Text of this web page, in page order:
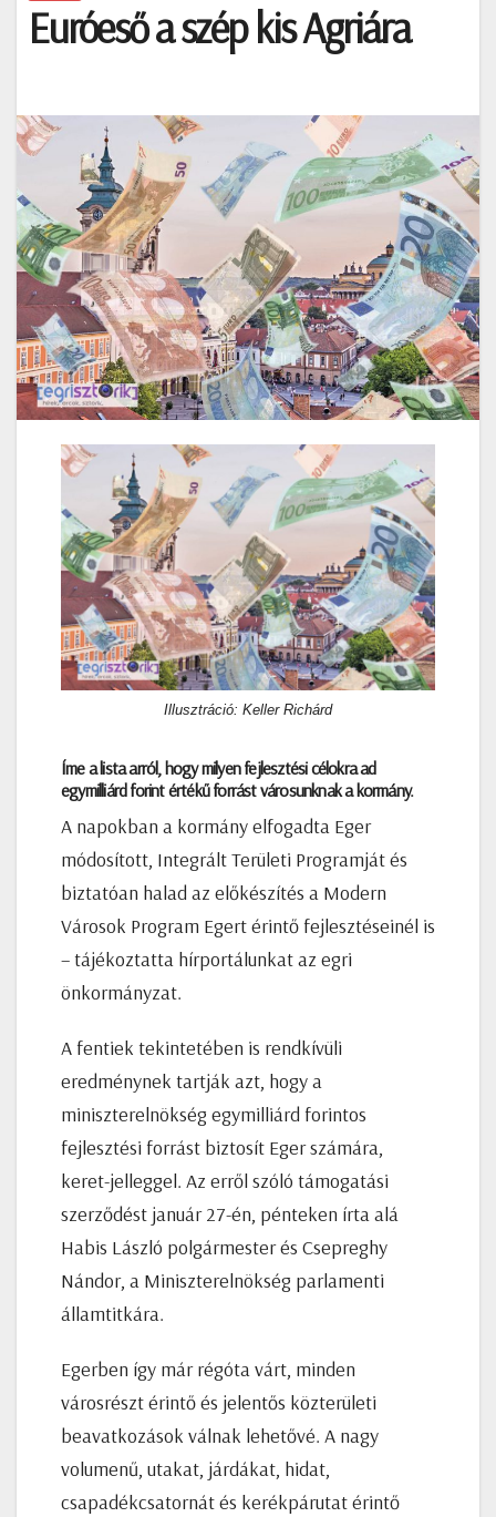
Euróeső a szép kis Agriára
Illusztráció: Keller Richárd
Íme a lista arról, hogy milyen fejlesztési célokra ad
egymilliárd forint értékű forrást városunknak a kormány.
A napokban a kormány elfogadta Eger
módosított, Integrált Területi Programját és
biztatóan halad az előkészítés a Modern
Városok Program Egert érintő fejlesztéseinél is
– tájékoztatta hírportálunkat az egri
önkormányzat.
A fentiek tekintetében is rendkívüli
eredménynek tartják azt, hogy a
miniszterelnökség egymilliárd forintos
fejlesztési forrást biztosít Eger számára,
keret-jelleggel. Az erről szóló támogatási
szerződést január 27-én, pénteken írta alá
Habis László polgármester és Csepreghy
Nándor, a Miniszterelnökség parlamenti
államtitkára.
Egerben így már régóta várt, minden
városrészt érintő és jelentős közterületi
beavatkozások válnak lehetővé. A nagy
volumenű, utakat, járdákat, hidat,
csapadékcsatornát és kerékpárutat érintő